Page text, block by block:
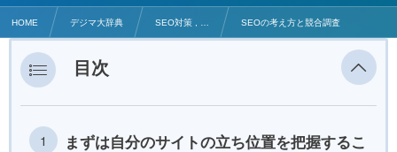
HOME デジマ大辞典 SEO対策 , … SEOの考え方と競合調査
目次
まずは自分のサイトの立ち位置を把握するこ